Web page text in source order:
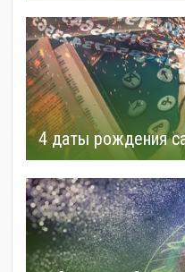
4 даты рождения